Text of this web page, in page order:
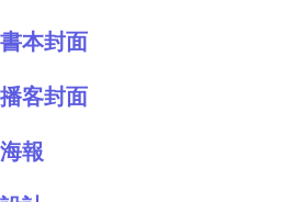
書本封面
播客封面
海報